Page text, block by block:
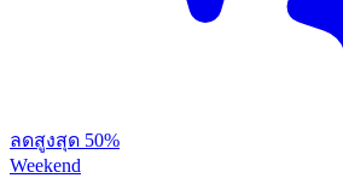
ลดสูงสุด 50%
Weekend